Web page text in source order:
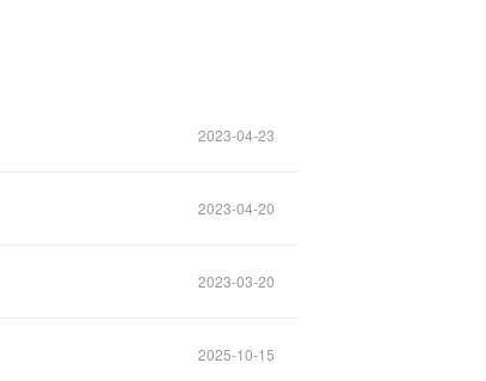
2023-04-23
2023-04-20
2023-03-20
2025-10-15